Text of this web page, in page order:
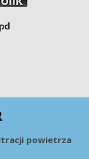
powietrza